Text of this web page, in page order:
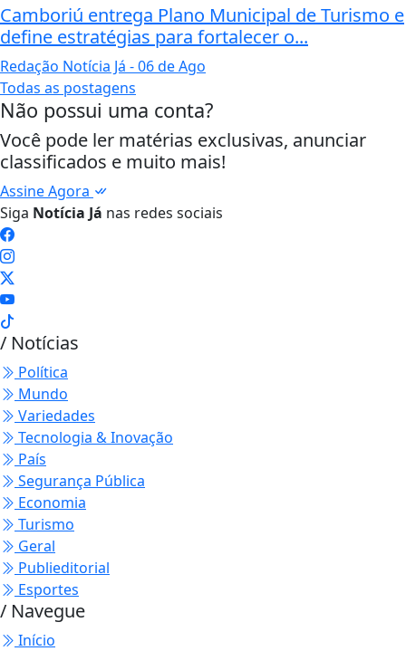
Camboriú entrega Plano Municipal de Turismo e
define estratégias para fortalecer o...
Redação Notícia Já - 06 de Ago
Todas as postagens
Não possui uma conta?
Você pode ler matérias exclusivas, anunciar
classificados e muito mais!
Assine Agora
Siga Notícia Já nas redes sociais
/ Notícias
Política
Mundo
Variedades
Tecnologia & Inovação
País
Segurança Pública
Economia
Turismo
Geral
Publieditorial
Esportes
/ Navegue
Início